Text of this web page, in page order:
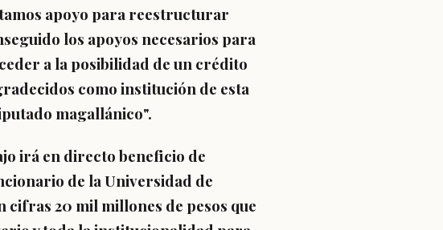
apoyo para reestructurar
los apoyos necesarios para
a la posibilidad de un crédito
como institución de esta
magallánico".
irá en directo beneficio de
de la Universidad de
20 mil millones de pesos que